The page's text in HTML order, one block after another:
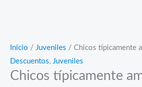
Inicio / Juveniles / Chicos típicamente
Descuentos, Juveniles
Chicos típicamente